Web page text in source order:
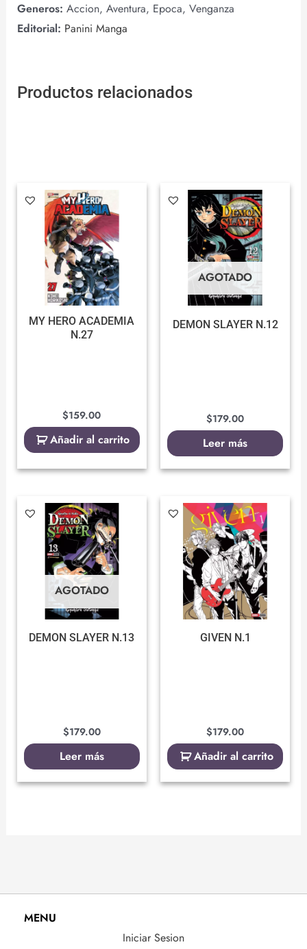
Generos: Accion, Aventura, Epoca, Venganza
Editorial: Panini Manga
Productos relacionados
MY HERO ACADEMIA
N.27
$159.00
Añadir al carrito
AGOTADO
DEMON SLAYER N.12
$179.00
Leer más
AGOTADO
DEMON SLAYER N.13
$179.00
Leer más
GIVEN N.1
$179.00
Añadir al carrito
MENU
Iniciar Sesion